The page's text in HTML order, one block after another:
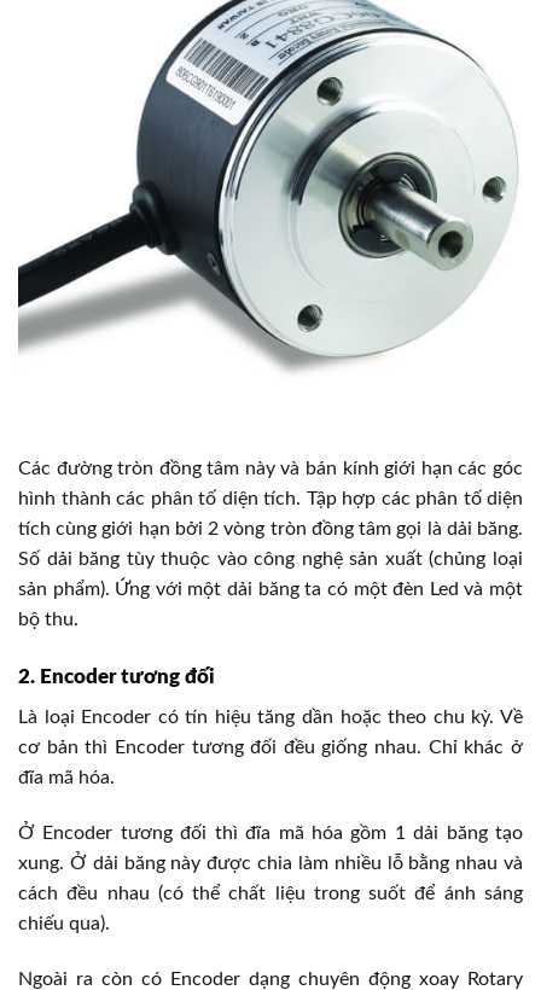
Các đường tròn đồng tâm này và bán kính giới hạn các góc
hình thành các phân tố diện tích. Tập hợp các phân tố diện
tích cùng giới hạn bởi 2 vòng tròn đồng tâm gọi là dải băng.
Số dải băng tùy thuộc vào công nghệ sản xuất (chủng loại
sản phẩm). Ứng với một dải băng ta có một đèn Led và một
bộ thu.
2. Encoder tương đối
Là loại Encoder có tín hiệu tăng dần hoặc theo chu kỳ. Về
cơ bản thì Encoder tương đối đều giống nhau. Chỉ khác ở
đĩa mã hóa.
Ở Encoder tương đối thì đĩa mã hóa gồm 1 dải băng tạo
xung. Ở dải băng này được chia làm nhiều lỗ bằng nhau và
cách đều nhau (có thể chất liệu trong suốt để ánh sáng
chiếu qua).
Ngoài ra còn có Encoder dạng chuyên động xoay Rotary